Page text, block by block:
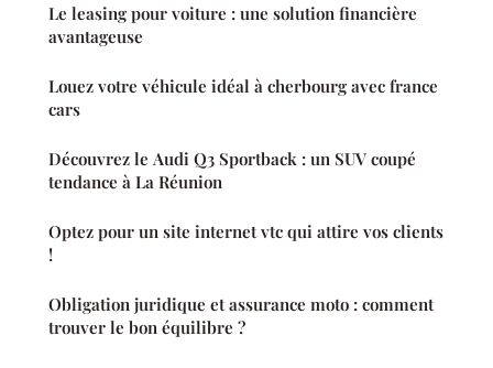
Le leasing pour voiture : une solution financière
avantageuse
Louez votre véhicule idéal à cherbourg avec france
cars
Découvrez le Audi Q3 Sportback : un SUV coupé
tendance à La Réunion
Optez pour un site internet vtc qui attire vos clients
!
Obligation juridique et assurance moto : comment
trouver le bon équilibre ?